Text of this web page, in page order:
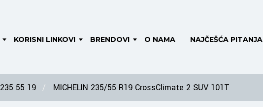
KORISNI LINKOVI BRENDOVI O NAMA NAJČEŠĆA PITANJA
235 55 19 MICHELIN 235/55 R19 CrossClimate 2 SUV 101T